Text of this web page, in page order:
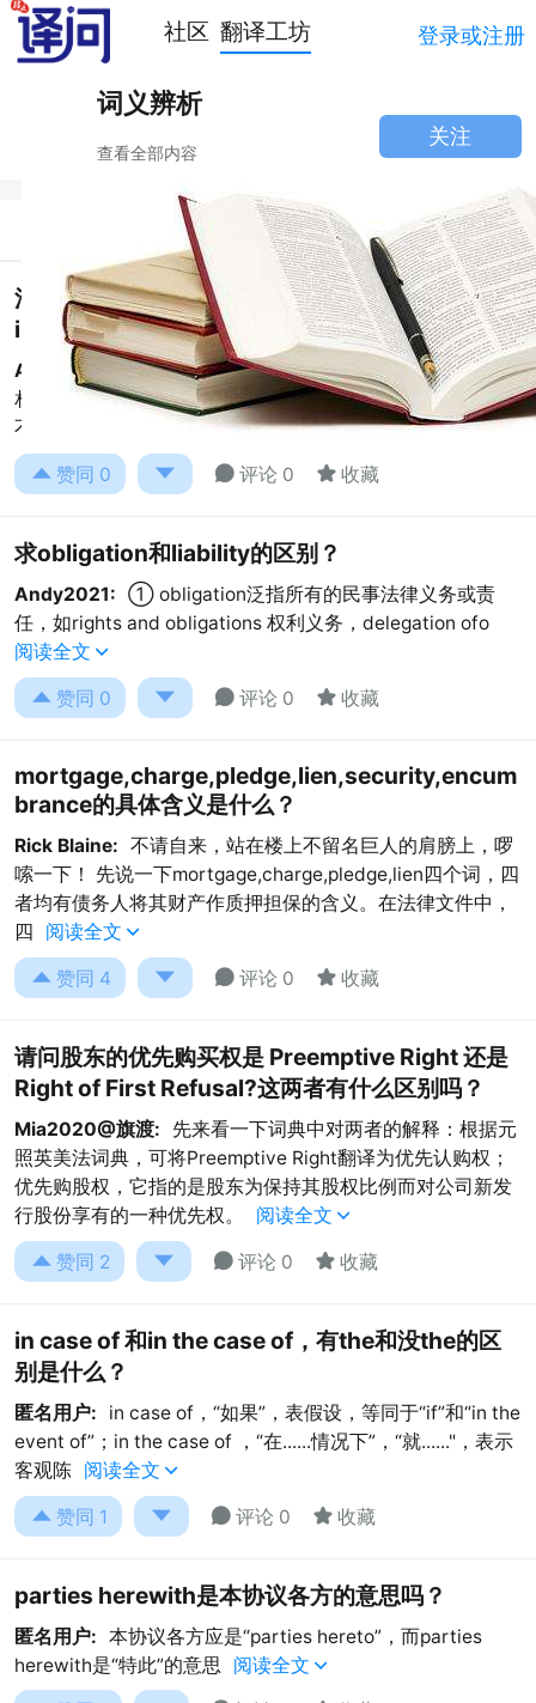
社区 翻译工坊 登录或注册
词义辨析
查看全部内容
关注
法律翻译中的“立即”用forthwith还是
immediately？
Andy2021: forthwith在法律英语中的含义是立即，马上，
相当于immediately，但由于法律英语文体的庄重性，一般
不用immediately替换。例句：The outsta 阅读全文
 赞同 0   评论 0  收藏
求obligation和liability的区别？
Andy2021: ① obligation泛指所有的民事法律义务或责
任，如rights and obligations 权利义务，delegation ofo
阅读全文 
 赞同 0   评论 0  收藏
mortgage,charge,pledge,lien,security,encum
brance的具体含义是什么？
Rick Blaine: 不请自来，站在楼上不留名巨人的肩膀上，啰
嗦一下！ 先说一下mortgage,charge,pledge,lien四个词，四
者均有债务人将其财产作质押担保的含义。在法律文件中，
四
阅读全文 
 赞同 4   评论 0  收藏
请问股东的优先购买权是 Preemptive Right 还是
Right of First Refusal?这两者有什么区别吗？
Mia2020@旗渡:
先来看一下词典中对两者的解释：根据元
照英美法词典，可将Preemptive Right翻译为优先认购权；
优先购股权，它指的是股东为保持其股权比例而对公司新发
行股份享有的一种优先权。
阅读全文 
 赞同 2   评论 0  收藏
in case of 和in the case of，有the和没the的区
别是什么？
匿名用户:
in case of，“如果”，表假设，等同于“if”和“in the
event of”；in the case of ，“在......情况下”，“就......"，表示
客观陈 阅读全文 
 赞同 1   评论 0  收藏
parties herewith是本协议各方的意思吗？
匿名用户: 本协议各方应是“parties hereto”，而parties
herewith是“特此”的意思
阅读全文 